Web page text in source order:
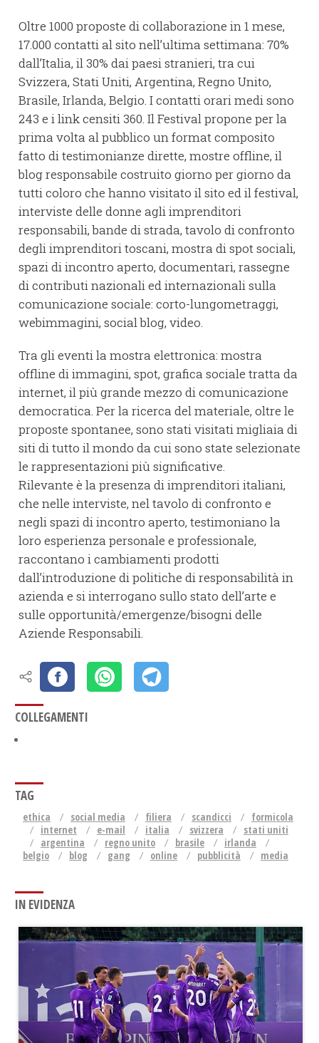
Oltre 1000 proposte di collaborazione in 1 mese,
17.000 contatti al sito nell’ultima settimana: 70%
dall’Italia, il 30% dai paesi stranieri, tra cui
Svizzera, Stati Uniti, Argentina, Regno Unito,
Brasile, Irlanda, Belgio. I contatti orari medi sono
243 e i link censiti 360. Il Festival propone per la
prima volta al pubblico un format composito
fatto di testimonianze dirette, mostre offline, il
blog responsabile costruito giorno per giorno da
tutti coloro che hanno visitato il sito ed il festival,
interviste delle donne agli imprenditori
responsabili, bande di strada, tavolo di confronto
degli imprenditori toscani, mostra di spot sociali,
spazi di incontro aperto, documentari, rassegne
di contributi nazionali ed internazionali sulla
comunicazione sociale: corto-lungometraggi,
webimmagini, social blog, video.
Tra gli eventi la mostra elettronica: mostra
offline di immagini, spot, grafica sociale tratta da
internet, il più grande mezzo di comunicazione
democratica. Per la ricerca del materiale, oltre le
proposte spontanee, sono stati visitati migliaia di
siti di tutto il mondo da cui sono state selezionate
le rappresentazioni più significative.
Rilevante è la presenza di imprenditori italiani,
che nelle interviste, nel tavolo di confronto e
negli spazi di incontro aperto, testimoniano la
loro esperienza personale e professionale,
raccontano i cambiamenti prodotti
dall’introduzione di politiche di responsabilità in
azienda e si interrogano sullo stato dell’arte e
sulle opportunità/emergenze/bisogni delle
Aziende Responsabili.
COLLEGAMENTI
TAG
ethica social media filiera scandicci
formicola
internet
e-mail italia svizzera
stati uniti
argentina
regno unito brasile
irlanda
belgio
blog gang online pubblicità media
IN EVIDENZA